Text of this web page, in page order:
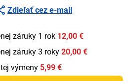
Zdieľať cez e-mail
záruky 1 rok 12,00 €
záruky 3 roky 20,00 €
výmeny 5,99 €